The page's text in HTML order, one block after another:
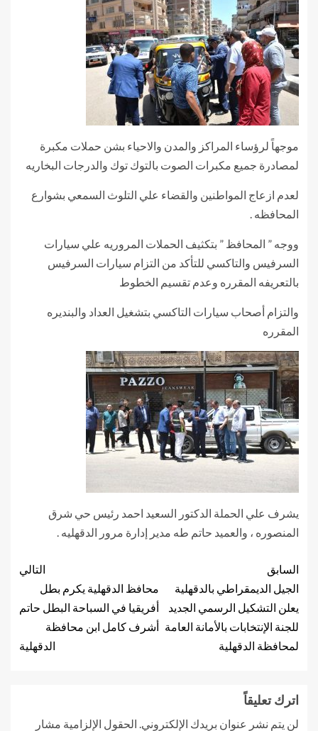
موجهاً لرؤساء المراكز والمدن والاحياء بشن حملات مكبرة
لمصادرة جميع مكبرات الصوت بالتوك توك والدرجات البخاريه
لعدم ازعاج المواطنين والقضاء علي التلوث السمعي بشوارع
المحافظه .
ووجه ” المحافظ ” بتكثيف الحملات المروريه علي سيارات
السرفيس والتاكسي للتأكد من التزام سيارات السرفيس
بالتعريفه المقرره وعدم تقسيم الخطوط
والتزام أصحاب سيارات التاكسي بتشغيل العداد والبنديره
المقرره
يشرف علي الحملة الدكتور السعيد احمد رئيس حي شرق
المنصوره ، والعميد حاتم طه مدير إدارة مرور الدقهليه .
السابق
الجيل الديمقراطي بالدقهلية
يعلن التشكيل الرسمي الجديد
للجنة الإنتخابات بالأمانة العامة
لمحافظة الدقهلية
التالي
محافظ الدقهلية يكرم بطل
أفريقيا في السباحة البطل حاتم
أشرف كامل ابن محافظة
الدقهلية
اترك تعليقاً
لن يتم نشر عنوان بريدك الإلكتروني. الحقول الإلزامية مشار